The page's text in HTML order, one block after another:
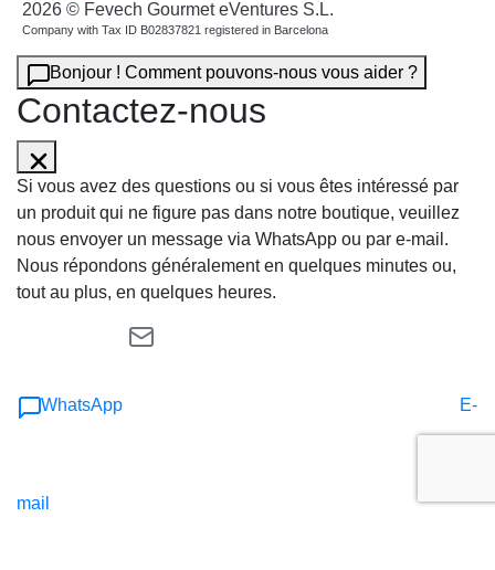
2026 © Fevech Gourmet eVentures S.L.
Company with Tax ID B02837821 registered in Barcelona
Bonjour ! Comment pouvons-nous vous aider ?
Contactez-nous
Si vous avez des questions ou si vous êtes intéressé par
un produit qui ne figure pas dans notre boutique, veuillez
nous envoyer un message via WhatsApp ou par e-mail.
Nous répondons généralement en quelques minutes ou,
tout au plus, en quelques heures.
WhatsApp E-
mail